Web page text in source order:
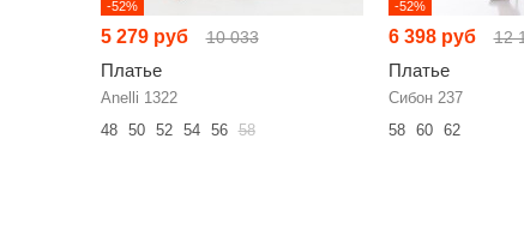
-52%
5 279 руб 10 033
Платье
Anelli 1322
48
50 52 54 56 58
-52%
6 398 руб 12
Платье
Сибон 237
58
60 62